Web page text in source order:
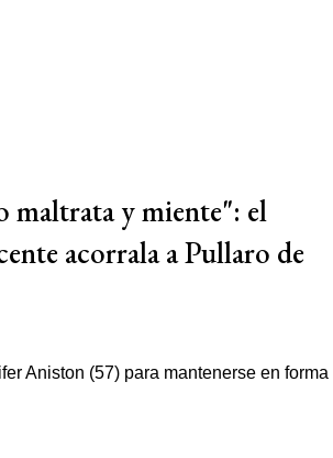
maltrata y miente": el
acorrala a Pullaro de